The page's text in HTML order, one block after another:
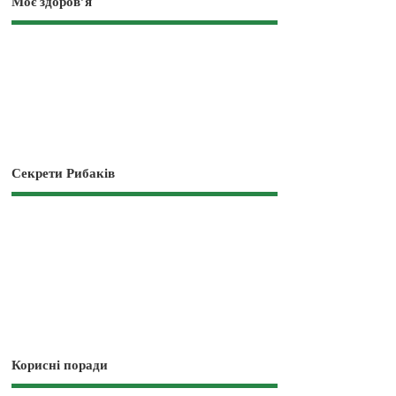
Секрети Рибаків
Корисні поради